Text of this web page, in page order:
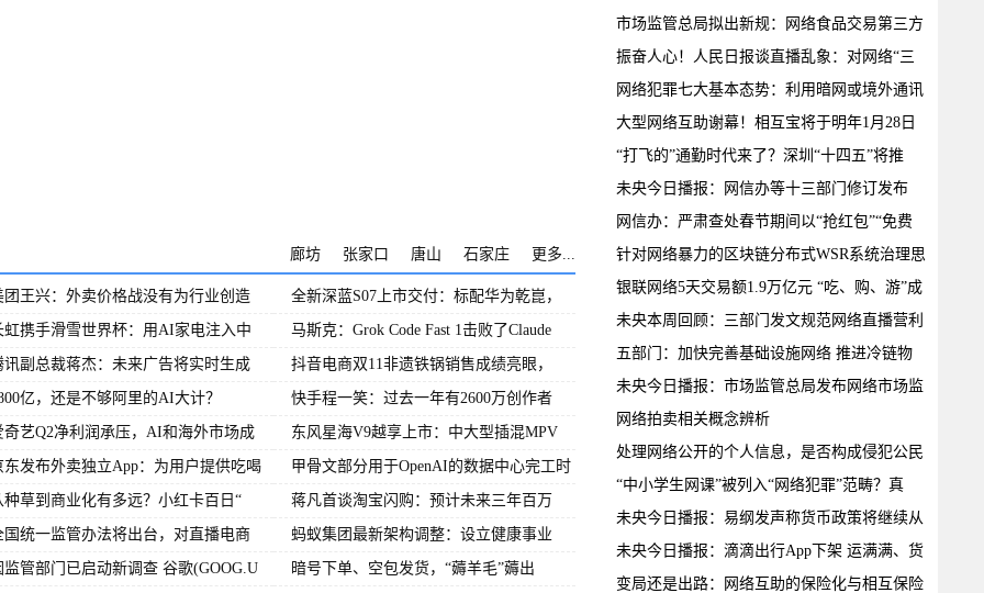
更多...
石家庄
唐山
张家口
廊坊
团王兴：外卖价格战没有为行业创造 全新深蓝S07上市交付：标配华为乾崑，
虹携手滑雪世界杯：用AI家电注入中
马斯克：Grok Code Fast 1击败了Claude
Son
讯副总裁蒋杰：未来广告将实时生成 抖音电商双11非遗铁锅销售成绩亮眼，
亿，还是不够阿里的AI大计？ 快手程一笑：过去一年有2600万创作者
奇艺Q2净利润承压，AI和海外市场成 东风星海V9越享上市：中大型插混MPV
东发布外卖独立App：为用户提供吃喝 甲骨文部分用于OpenAI的数据中心完工时
种草到商业化有多远？小红卡百日“ 蒋凡首谈淘宝闪购：预计未来三年百万
国统一监管办法将出台，对直播电商 蚂蚁集团最新架构调整：设立健康事业
监管部门已启动新调查 谷歌(GOOG.U 暗号下单、空包发货，“薅羊毛”薅出
平
市场监管总局拟出新规：网络食品交易第三方
平
振奋人心！人民日报谈直播乱象：对网络“三
俗
网络犯罪七大基本态势：利用暗网或境外通讯
软
大型网络互助谢幕！相互宝将于明年1月28日
关停
“打飞的”通勤时代来了？深圳“十四五”将推
未央今日播报：网信办等十三部门修订发布
《网
网信办：严肃查处春节期间以“抢红包”“免费
针对网络暴力的区块链分布式WSR系统治理思
路
银联网络5天交易额1.9万亿元 “吃、购、游”成
假
未央本周回顾：三部门发文规范网络直播营利
行
五部门：加快完善基础设施网络 推进冷链物
流运
未央今日播报：市场监管总局发布网络市场监
管
网络拍卖相关概念辨析
处理网络公开的个人信息，是否构成侵犯公民
个
“中小学生网课”被列入“网络犯罪”范畴？真
未央今日播报：易纲发声称货币政策将继续从
总
未央今日播报：滴滴出行App下架 运满满、货
车帮
变局还是出路：网络互助的保险化与相互保险